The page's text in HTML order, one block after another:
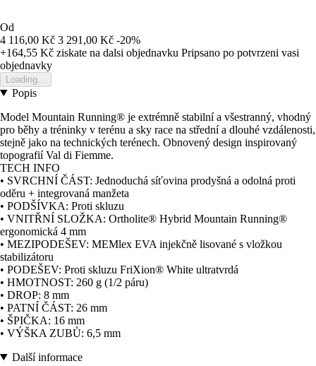
Od
4 116,00 Kč 3 291,00 Kč -20%
+164,55 Kč ziskate na dalsi objednavku Pripsano po potvrzeni vasi
objednavky
Loading...
Popis
Model Mountain Running® je extrémně stabilní a všestranný, vhodný
pro běhy a tréninky v terénu a sky race na střední a dlouhé vzdálenosti,
stejně jako na technických terénech. Obnovený design inspirovaný
topografií Val di Fiemme.
TECH INFO
• SVRCHNÍ ČÁST: Jednoduchá síťovina prodyšná a odolná proti
oděru + integrovaná manžeta
• PODŠÍVKA: Proti skluzu
• VNITŘNÍ SLOŽKA: Ortholite® Hybrid Mountain Running®
ergonomická 4 mm
• MEZIPODEŠEV: MEMlex EVA injekčně lisované s vložkou
stabilizátoru
• PODEŠEV: Proti skluzu FriXion® White ultratvrdá
• HMOTNOST: 260 g (1/2 páru)
• DROP: 8 mm
• PATNÍ ČÁST: 26 mm
• ŠPIČKA: 16 mm
• VÝŠKA ZUBŮ: 6,5 mm
Další informace